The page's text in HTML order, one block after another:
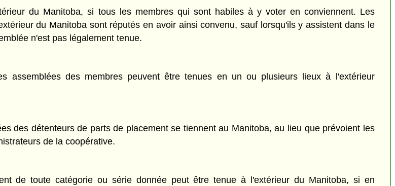
du Manitoba, si tous les membres qui sont habiles à y voter en conviennent. Les
du Manitoba sont réputés en avoir ainsi convenu, sauf lorsqu'ils y assistent dans le
n'est pas légalement tenue.
assemblées des membres peuvent être tenues en un ou plusieurs lieux à l'extérieur
des détenteurs de parts de placement se tiennent au Manitoba, au lieu que prévoient les
de la coopérative.
de toute catégorie ou série donnée peut être tenue à l'extérieur du Manitoba, si en